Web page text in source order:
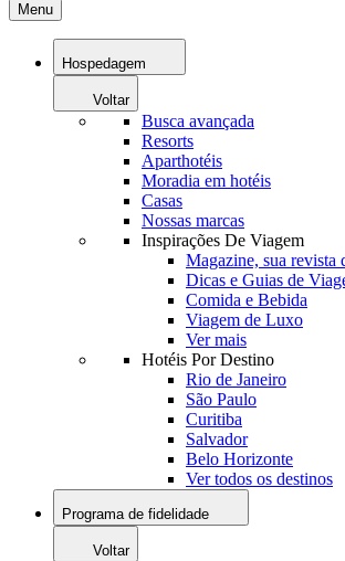
Menu
Hospedagem
Voltar
Busca avançada
Resorts
Aparthotéis
Moradia em hotéis
Casas
Nossas marcas
Inspirações De Viagem
Magazine, sua revista
Dicas e Guias de
Comida e Bebida
Viagem de Luxo
Ver mais
Hotéis Por Destino
Rio de Janeiro
São Paulo
Curitiba
Salvador
Belo Horizonte
Ver todos os destinos
Programa de fidelidade
Voltar